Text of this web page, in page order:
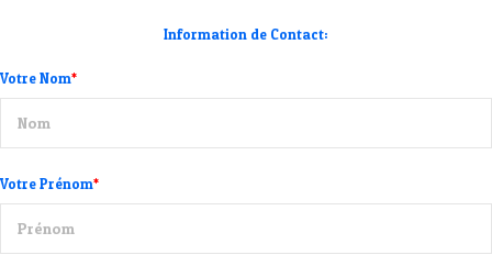
Information de Contact:
Votre Nom*
Votre Prénom*